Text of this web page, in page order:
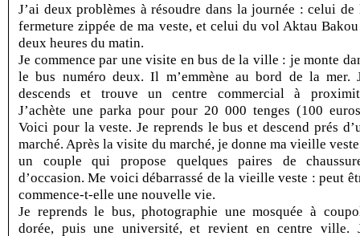
J’ai deux problèmes à résoudre dans la journée : celui de
fermeture zippée de ma veste, et celui du vol Aktau
deux heures du matin.
Je commence par une visite en bus de la ville : je monte
le bus numéro deux. Il m’emmène au bord de la mer.
descends et trouve un centre commercial à
J’achète une parka pour pour 20 000 tenges (100
Voici pour la veste. Je reprends le bus et descend prés
marché. Après la visite du marché, je donne ma vieille
un couple qui propose quelques paires de
d’occasion. Me voici débarrassé de la vieille veste : peut
commence-t-elle une nouvelle vie.
Je reprends le bus, photographie une mosquée à
dorée, puis une université, et revient en centre ville.